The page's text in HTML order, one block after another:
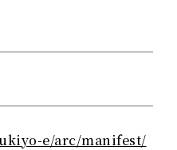
e/arc/manifest/